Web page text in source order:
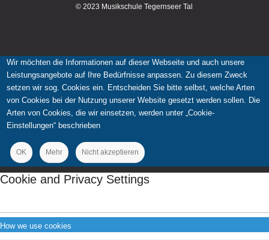
© 2023 Musikschule Tegernseer Tal
Wir möchten die Informationen auf dieser Webseite und auch unsere
Leistungsangebote auf Ihre Bedürfnisse anpassen. Zu diesem Zweck
setzen wir sog. Cookies ein. Entscheiden Sie bitte selbst, welche Arten
von Cookies bei der Nutzung unserer Website gesetzt werden sollen. Die
Arten von Cookies, die wir einsetzen, werden unter „Cookie-
Einstellungen“ beschrieben
OK Mehr Nicht akzeptieren
Cookie and Privacy Settings
How we use cookies